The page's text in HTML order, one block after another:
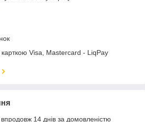
Visa, Mastercard - LiqPay
14 днів за домовленістю